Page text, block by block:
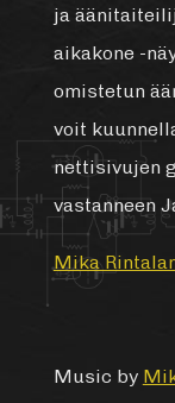
ja
aikakone -
omistetun
voit
nettisivujen
vastanneen
Mika
Music by